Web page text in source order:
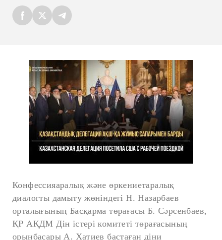
Конфессияаралық және өркениетаралық
диалогты дамыту жөніндегі Н. Назарбаев
орталығының Басқарма төрағасы Б. Сәрсенбаев,
ҚР АҚДМ Дін істері комитеті төрағасының
орынбасары А. Хатиев бастаған діни